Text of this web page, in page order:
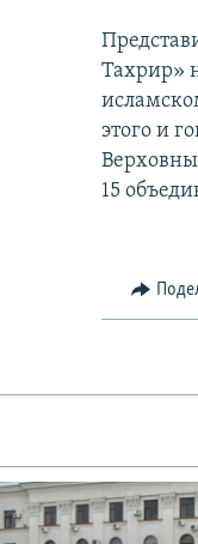
Тахрир»
этого и
15